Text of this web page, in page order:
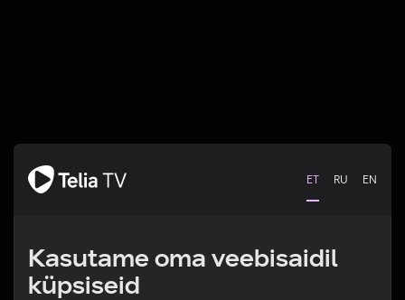
ET RU EN
Kasutame oma veebisaidil
küpsiseid